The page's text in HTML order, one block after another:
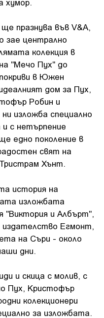
празнува във V&A,
зае централно
колекция в
"Мечо Пух" до
в Южен
дом за Пух,
Робин и
изложба специално
с нетърпение
едно поколение в
свят на
Хънт.
история на
изложбата
"Виктория и Албърт",
Егмонт,
на Съри - около
дни.
и скица с молив, с
Пух, Кристофър
колекционери
за изложбата.